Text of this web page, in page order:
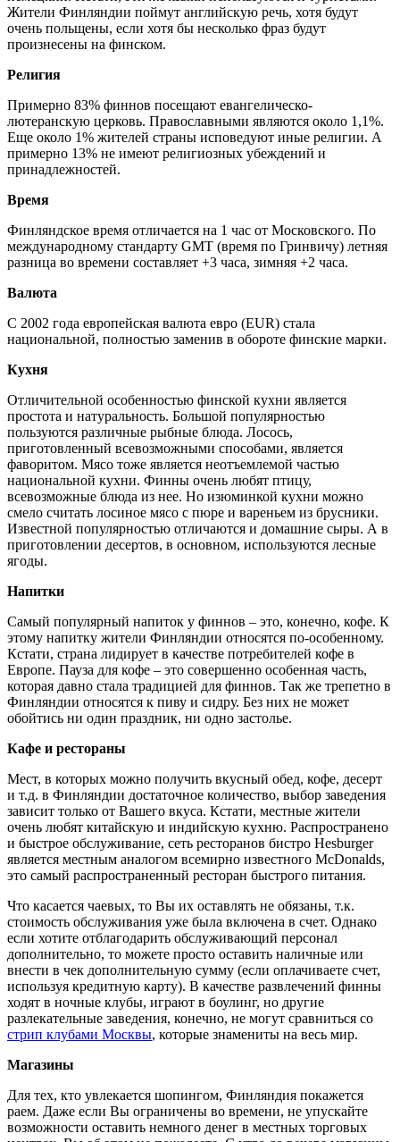
Жители Финляндии поймут английскую речь, хотя будут
очень польщены, если хотя бы несколько фраз будут
произнесены на финском.
Религия
Примерно 83% финнов посещают евангелическо-
лютеранскую церковь. Православными являются около 1,1%.
Еще около 1% жителей страны исповедуют иные религии. А
примерно 13% не имеют религиозных убеждений и
принадлежностей.
Время
Финляндское время отличается на 1 час от Московского. По
международному стандарту GMT (время по Гринвичу) летняя
разница во времени составляет +3 часа, зимняя +2 часа.
Валюта
С 2002 года европейская валюта евро (EUR) стала
национальной, полностью заменив в обороте финские марки.
Кухня
Отличительной особенностью финской кухни является
простота и натуральность. Большой популярностью
пользуются различные рыбные блюда. Лосось,
приготовленный всевозможными способами, является
фаворитом. Мясо тоже является неотъемлемой частью
национальной кухни. Финны очень любят птицу,
всевозможные блюда из нее. Но изюминкой кухни можно
смело считать лосиное мясо с пюре и вареньем из брусники.
Известной популярностью отличаются и домашние сыры. А в
приготовлении десертов, в основном, используются лесные
ягоды.
Напитки
Самый популярный напиток у финнов – это, конечно, кофе. К
этому напитку жители Финляндии относятся по-особенному.
Кстати, страна лидирует в качестве потребителей кофе в
Европе. Пауза для кофе – это совершенно особенная часть,
которая давно стала традицией для финнов. Так же трепетно в
Финляндии относятся к пиву и сидру. Без них не может
обойтись ни один праздник, ни одно застолье.
Кафе и рестораны
Мест, в которых можно получить вкусный обед, кофе, десерт
и т.д. в Финляндии достаточное количество, выбор заведения
зависит только от Вашего вкуса. Кстати, местные жители
очень любят китайскую и индийскую кухню. Распространено
и быстрое обслуживание, сеть ресторанов бистро Hesburger
является местным аналогом всемирно известного McDonalds,
это самый распространенный ресторан быстрого питания.
Что касается чаевых, то Вы их оставлять не обязаны, т.к.
стоимость обслуживания уже была включена в счет. Однако
если хотите отблагодарить обслуживающий персонал
дополнительно, то можете просто оставить наличные или
внести в чек дополнительную сумму (если оплачиваете счет,
используя кредитную карту). В качестве развлечений финны
ходят в ночные клубы, играют в боулинг, но другие
разлекательные заведения, конечно, не могут сравниться со
стрип клубами Москвы, которые знамениты на весь мир.
Магазины
Для тех, кто увлекается шопингом, Финляндия покажется
раем. Даже если Вы ограничены во времени, не упускайте
возможности оставить немного денег в местных торговых